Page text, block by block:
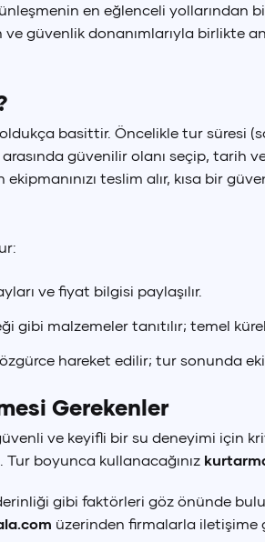
Lirası
(TRY)
Euro
€(EUR)
en eğlenceli yollarından
güvenlik donanımlarıyla birlikte
basittir. Öncelikle tur süresi
güvenilir olanı seçip,
teslim alır, kısa bir
ve fiyat bilgisi paylaşılır.
gibi malzemeler tanıtılır; temel
hareket edilir; tur sonunda
Gerekenler
ve keyifli bir su deneyimi için
Tur boyunca kullanacağınız
gibi faktörleri göz önünde
üzerinden firmalarla iletişime